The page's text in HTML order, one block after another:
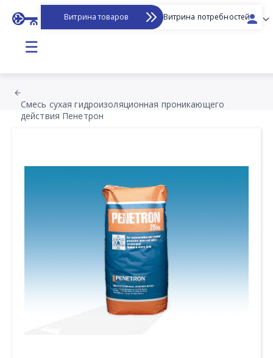
Витрина товаров Витрина потребностей
☰
Смесь сухая гидроизоляционная проникающего
действия Пенетрон